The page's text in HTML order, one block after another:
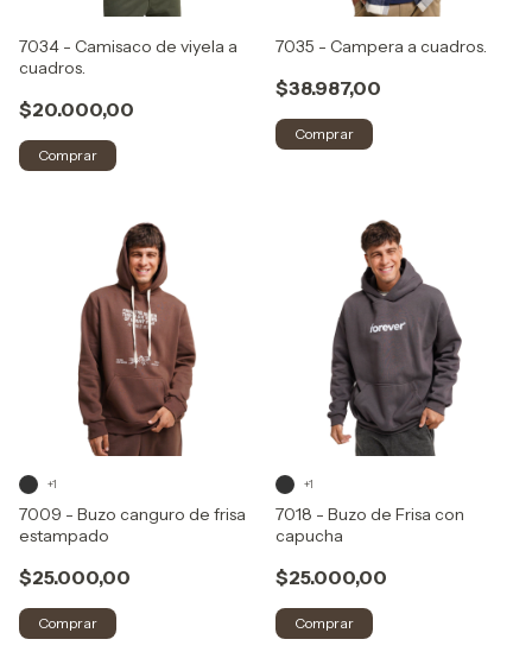
7034 - Camisaco de viyela a
cuadros.
$20.000,00
Comprar
7035 - Campera a cuadros.
$38.987,00
Comprar
7009 - Buzo canguro de frisa
estampado
$25.000,00
+1
Comprar
7018 - Buzo de Frisa con
capucha
$25.000,00
+1
Comprar